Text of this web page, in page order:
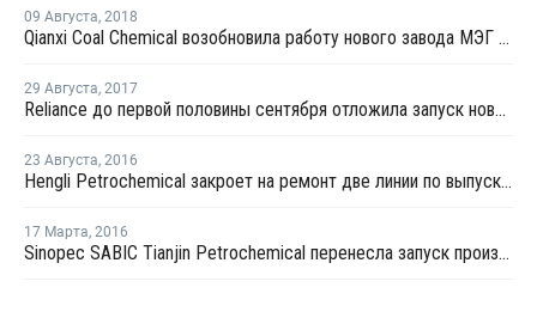
09 Августа, 2018
Qianxi Coal Chemical возобновила работу нового завода МЭГ в Цяньси после профилактики
29 Августа, 2017
Reliance до первой половины сентября отложила запуск нового завода МЭГ в Джамнагаре
23 Августа, 2016
Hengli Petrochemical закроет на ремонт две линии по выпуску ТФК в сентябре-октябре
17 Марта, 2016
Sinopec SABIC Tianjin Petrochemical перенесла запуск производства МЭГ на 20 марта